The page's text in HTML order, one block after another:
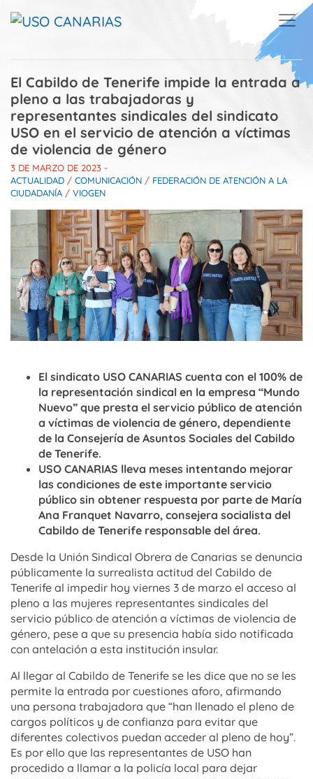
El Cabildo de Tenerife impide la entrada a
pleno a las trabajadoras y
representantes sindicales del sindicato
USO en el servicio de atención a víctimas
de violencia de género
3 DE MARZO DE 2023 -
ACTUALIDAD / COMUNICACIÓN / FEDERACIÓN DE ATENCIÓN A LA
CIUDADANÍA / VIOGEN
El sindicato USO CANARIAS cuenta con el 100% de
la representación sindical en la empresa “Mundo
Nuevo” que presta el servicio público de atención
a víctimas de violencia de género, dependiente
de la Consejería de Asuntos Sociales del Cabildo
de Tenerife.
USO CANARIAS lleva meses intentando mejorar
las condiciones de este importante servicio
público sin obtener respuesta por parte de María
Ana Franquet Navarro, consejera socialista del
Cabildo de Tenerife responsable del área.
Desde la Unión Sindical Obrera de Canarias se denuncia
públicamente la surrealista actitud del Cabildo de
Tenerife al impedir hoy viernes 3 de marzo el acceso al
pleno a las mujeres representantes sindicales del
servicio público de atención a víctimas de violencia de
género, pese a que su presencia había sido notificada
con antelación a esta institución insular.
Al llegar al Cabildo de Tenerife se les dice que no se les
permite la entrada por cuestiones aforo, afirmando
una persona trabajadora que “han llenado el pleno de
cargos políticos y de confianza para evitar que
diferentes colectivos puedan acceder al pleno de hoy”.
Es por ello que las representantes de USO han
procedido a llamar a la policía local para dejar